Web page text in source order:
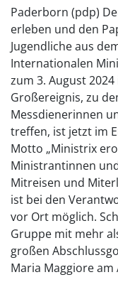
Paderborn (pdp)
erleben und den
Jugendliche aus
Internationalen
zum 3. August
Großereignis, zu
Messdienerinnen
treffen, ist jetzt im
Motto „Ministrix
Ministrantinnen
Mitreisen und
ist bei den
vor Ort möglich.
Gruppe mit mehr
großen
Maria Maggiore am